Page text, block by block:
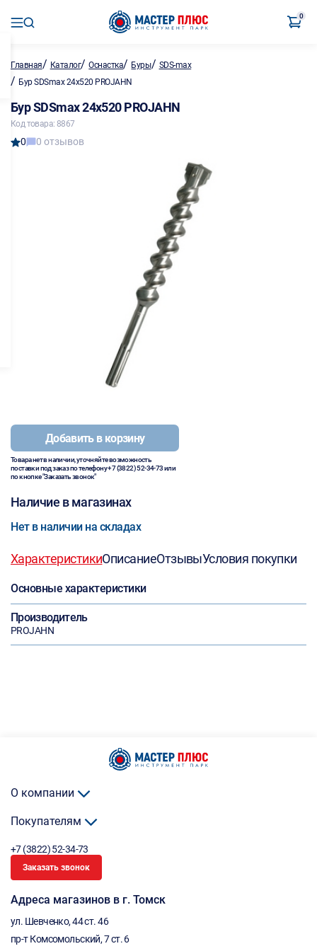
0
Главная/ Каталог/Оснастка/ Буры/ SDS-max
/ Бур SDSmax 24х520 PROJAHN
Бур SDSmax 24х520 PROJAHN
Код товара: 8867
0 0 отзывов
Добавить в корзину
Товара нет в наличии, уточняйте возможность
поставки под заказ по телефону+7 (3822) 52-34-73или
по кнопке "Заказать звонок"
Наличие в магазинах
Нет в наличии на складах
ХарактеристикиОписаниеОтзывыУсловия покупки
Основные характеристики
Производитель
PROJAHN
О компании
Покупателям
+7 (3822) 52-34-73
Заказать звонок
Адреса магазинов в г. Томск
ул. Шевченко, 44 ст. 46
пр-т Комсомольский, 7 ст. 6